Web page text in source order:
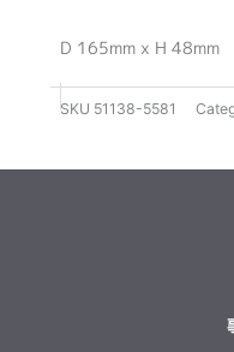
D 165mm x H 48mm
SKU 51138-5581